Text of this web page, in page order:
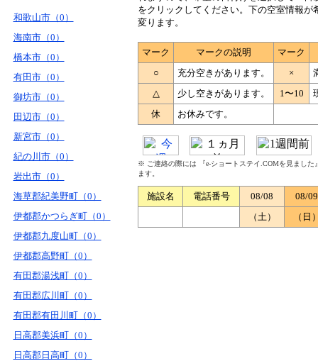
和歌山市（0）
海南市（0）
橋本市（0）
有田市（0）
御坊市（0）
田辺市（0）
新宮市（0）
紀の川市（0）
岩出市（0）
海草郡紀美野町（0）
伊都郡かつらぎ町（0）
伊都郡九度山町（0）
伊都郡高野町（0）
有田郡湯浅町（0）
有田郡広川町（0）
有田郡有田川町（0）
日高郡美浜町（0）
日高郡日高町（0）
をクリックしてください。下の空室情報が
変ります。
マーク マークの説明
マーク
○
充分空きがあります。 ×
△
少し空きがあります。 1〜10
休
お休みです。
※ ご連絡の際には 『e-ショートステイ.COMを見まし
ます。
施設名 電話番号 08/08
08/09
（土）
（日